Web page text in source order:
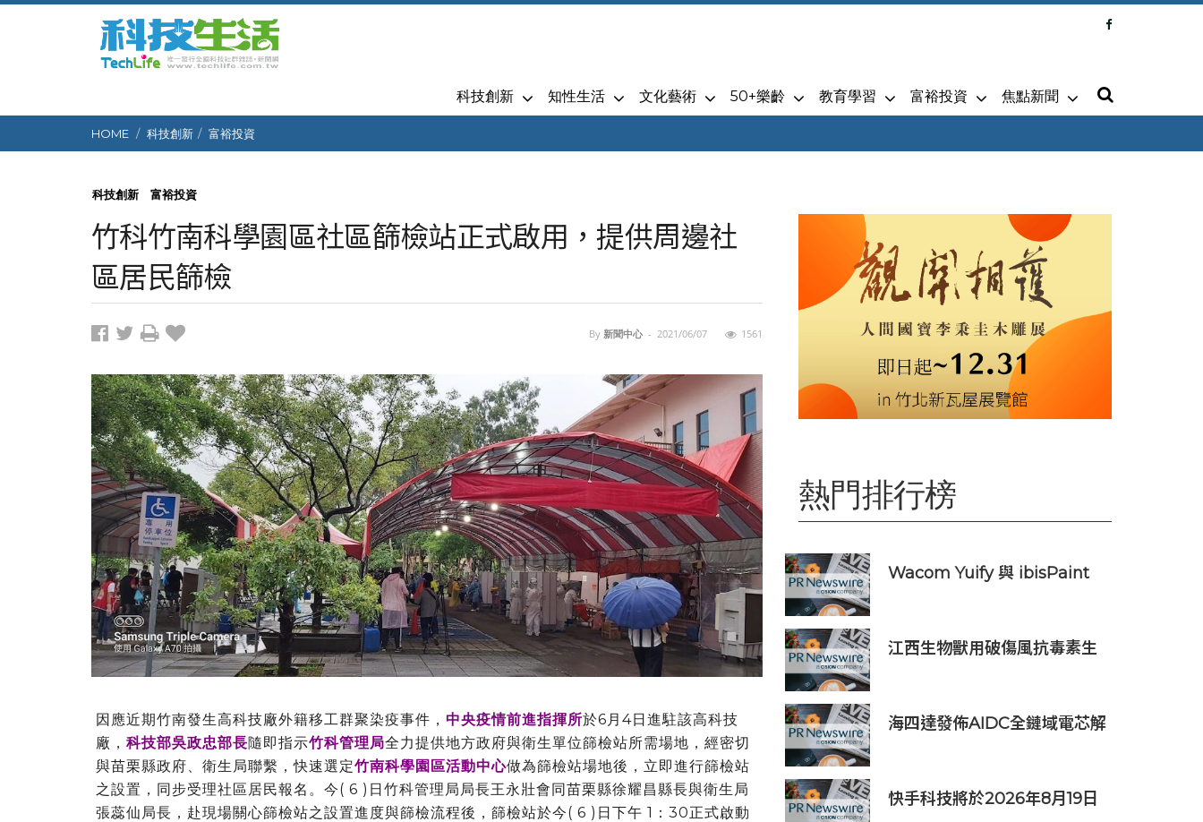
科技創新 知性生活 文化藝術 50+樂齡 教育學習 富裕投資 焦點新聞
HOME 科技創新 富裕投資
科技創新 富裕投資
竹科竹南科學園區社區篩檢站正式啟用，提供周邊社
區居民篩檢
By 新聞中心 - 2021/06/07 1561
因應近期竹南發生高科技廠外籍移工群聚染疫事件， 中央疫情前進指揮所於6月4日進駐該高科技
廠， 科技部吳政忠部長隨即指示竹科管理局全力提供地方政府與衛生單位篩檢站所需場地，經密切
與苗栗縣政府、衛生局聯繫，快速選定竹南科學園區活動中心做為篩檢站場地後，立即進行篩檢站
之設置，同步受理社區居民報名。今( 6 )日竹科管理局局長王永壯會同苗栗縣徐耀昌縣長與衛生局
張蕊仙局長，赴現場關心篩檢站之設置進度與篩檢流程後，篩檢站於今( 6 )日下午 1：30正式啟動
熱門排行榜
Wacom Yuify 與 ibisPaint
江西生物獸用破傷風抗毒素生
海四達發佈AIDC全鏈域電芯解
快手科技將於2026年8月19日